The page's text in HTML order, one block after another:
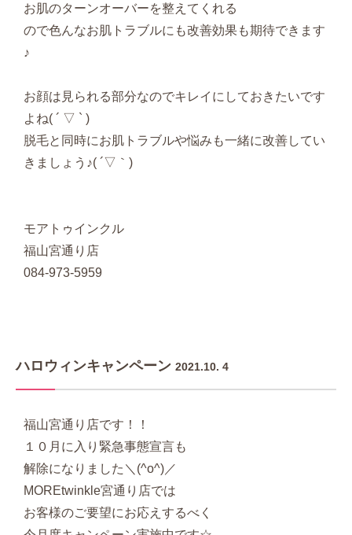
お肌のターンオーバーを整えてくれる
ので色んなお肌トラブルにも改善効果も期待できます
♪
お顔は見られる部分なのでキレイにしておきたいです
よね( ´ ▽ ` )
脱毛と同時にお肌トラブルや悩みも一緒に改善してい
きましょう♪( ´▽｀)
モアトゥインクル
福山宮通り店
084-973-5959
ハロウィンキャンペーン 2021.10. 4
福山宮通り店です！！
１０月に入り緊急事態宣言も
解除になりました＼(^o^)／
MOREtwinkle宮通り店では
お客様のご要望にお応えするべく